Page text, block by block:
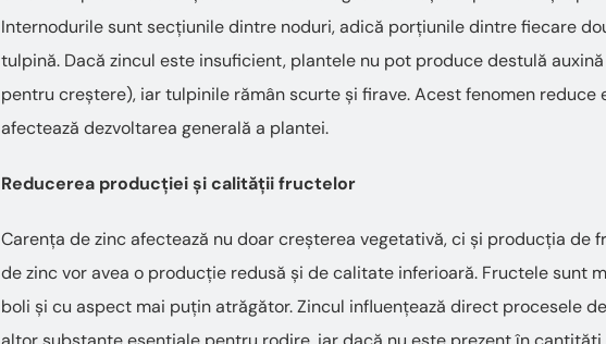
Internodurile sunt secțiunile dintre noduri, adică porțiunile dintre fiecare
tulpină. Dacă zincul este insuficient, plantele nu pot produce destulă
pentru creștere), iar tulpinile rămân scurte și firave. Acest fenomen reduce
afectează dezvoltarea generală a plantei.
Reducerea producției și calității fructelor
Carența de zinc afectează nu doar creșterea vegetativă, ci și producția de
de zinc vor avea o producție redusă și de calitate inferioară. Fructele sunt
boli și cu aspect mai puțin atrăgător. Zincul influențează direct procesele